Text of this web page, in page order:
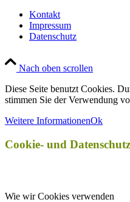
Kontakt
Impressum
Datenschutz
Nach oben scrollen
Diese Seite benutzt Cookies.
stimmen Sie der Verwendung
Weitere InformationenOk
Cookie- und
Wie wir Cookies verwenden